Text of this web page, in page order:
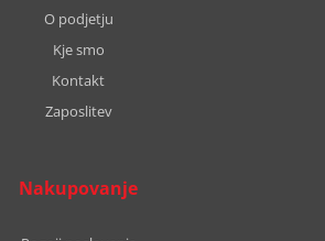
O podjetju
Kje smo
Kontakt
Zaposlitev
Nakupovanje